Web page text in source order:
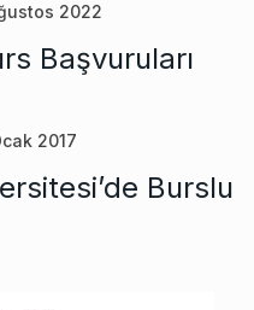
2022
Başvuruları
2017
Burslu